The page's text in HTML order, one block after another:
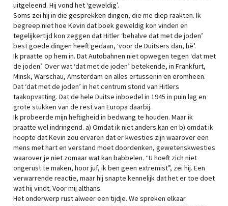
uitgeleend. Hij vond het ‘geweldig’.
Soms zei hij in die gesprekken dingen, die me diep raakten. Ik
begreep niet hoe Kevin dat boek geweldig kon vinden en
tegelijkertijd kon zeggen dat Hitler ‘behalve dat met de joden’
best goede dingen heeft gedaan, ‘voor de Duitsers dan, hè’.
Ik praatte op hem in. Dat Autobahnen niet opwegen tegen ‘dat met
de joden’. Over wat ‘dat met de joden’ betekende, in Frankfurt,
Minsk, Warschau, Amsterdam en alles ertussenin en eromheen.
Dat ‘dat met de joden’ in het centrum stond van Hitlers
taakopvatting. Dat de hele Duitse inboedel in 1945 in puin lag en
grote stukken van de rest van Europa daarbij.
Ik probeerde mijn heftigheid in bedwang te houden. Maar ik
praatte wel indringend. a) Omdat ik niet anders kan en b) omdat ik
hoopte dat Kevin zou ervaren dat er kwesties zijn waarover een
mens met hart en verstand moet doordenken, gewetenskwesties
waarover je niet zomaar wat kan babbelen. “U hoeft zich niet
ongerust te maken, hoor juf, ik ben geen extremist”, zei hij. Een
verwarrende reactie, maar hij snapte kennelijk dat het er toe doet
wat hij vindt. Voor mij althans.
Het onderwerp rust alweer een tijdje. We spreken elkaar